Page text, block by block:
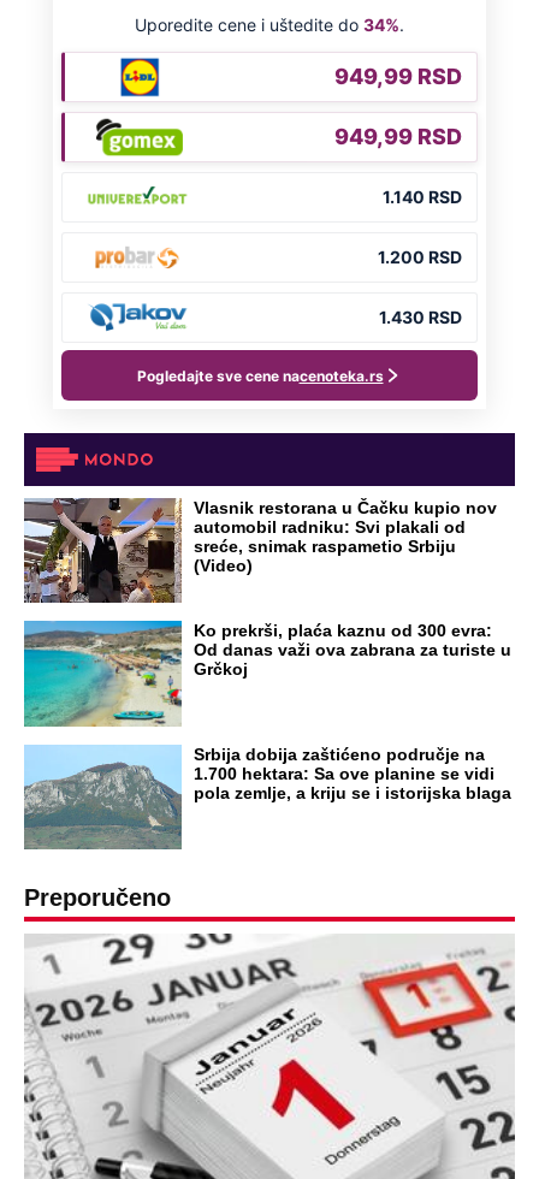
Vlasnik restorana u Čačku kupio nov
automobil radniku: Svi plakali od
sreće, snimak raspametio Srbiju
(Video)
Ko prekrši, plaća kaznu od 300 evra:
Od danas važi ova zabrana za turiste u
Grčkoj
Srbija dobija zaštićeno područje na
1.700 hektara: Sa ove planine se vidi
pola zemlje, a kriju se i istorijska blaga
Preporučeno